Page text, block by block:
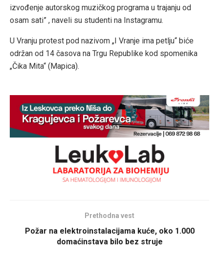
izvođenje autorskog muzičkog programa u trajanju od
osam sati” , naveli su studenti na Instagramu.
U Vranju protest pod nazivom „I Vranje ima petlju“ biće
održan od 14 časova na Trgu Republike kod spomenika
„Čika Mita“ (Mapica).
Prethodna vest
Požar na elektroinstalacijama kuće, oko 1.000
domaćinstava bilo bez struje